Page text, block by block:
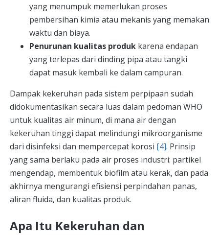
yang menumpuk memerlukan proses
pembersihan kimia atau mekanis yang memakan
waktu dan biaya.
Penurunan kualitas produk karena endapan
yang terlepas dari dinding pipa atau tangki
dapat masuk kembali ke dalam campuran.
Dampak kekeruhan pada sistem perpipaan sudah
didokumentasikan secara luas dalam pedoman WHO
untuk kualitas air minum, di mana air dengan
kekeruhan tinggi dapat melindungi mikroorganisme
dari disinfeksi dan mempercepat korosi [4]. Prinsip
yang sama berlaku pada air proses industri: partikel
mengendap, membentuk biofilm atau kerak, dan pada
akhirnya mengurangi efisiensi perpindahan panas,
aliran fluida, dan kualitas produk.
Apa Itu Kekeruhan dan